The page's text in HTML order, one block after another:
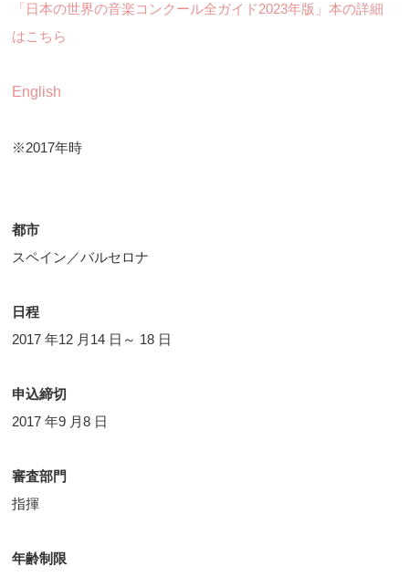
「日本の世界の音楽コンクール全ガイド2023年版」本の詳細
はこちら
English
※2017年時
都市
スペイン／バルセロナ
日程
2017 年12 月14 日～ 18 日
申込締切
2017 年9 月8 日
審査部門
指揮
年齢制限